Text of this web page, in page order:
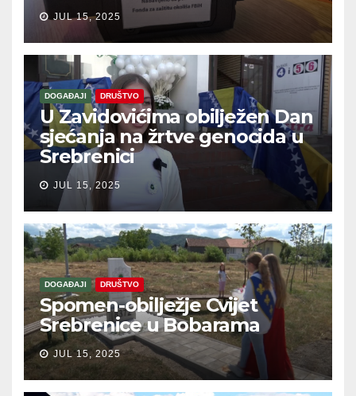
JUL 15, 2025
DOGAĐAJI DRUŠTVO
U Zavidovićima obilježen Dan
sjećanja na žrtve genocida u
Srebrenici
JUL 15, 2025
DOGAĐAJI DRUŠTVO
Spomen-obilježje Cvijet
Srebrenice u Bobarama
JUL 15, 2025